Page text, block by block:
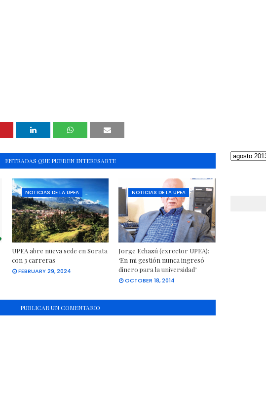
ENTRADAS QUE PUEDEN INTERESARTE
NOTICIAS DE LA UPEA
UPEA abre nueva sede en Sorata
con 3 carreras
FEBRUARY 29, 2024
NOTICIAS DE LA UPEA
Jorge Echazú (exrector UPEA):
‘En mi gestión nunca ingresó
dinero para la universidad’
OCTOBER 18, 2014
PUBLICAR UN COMENTARIO